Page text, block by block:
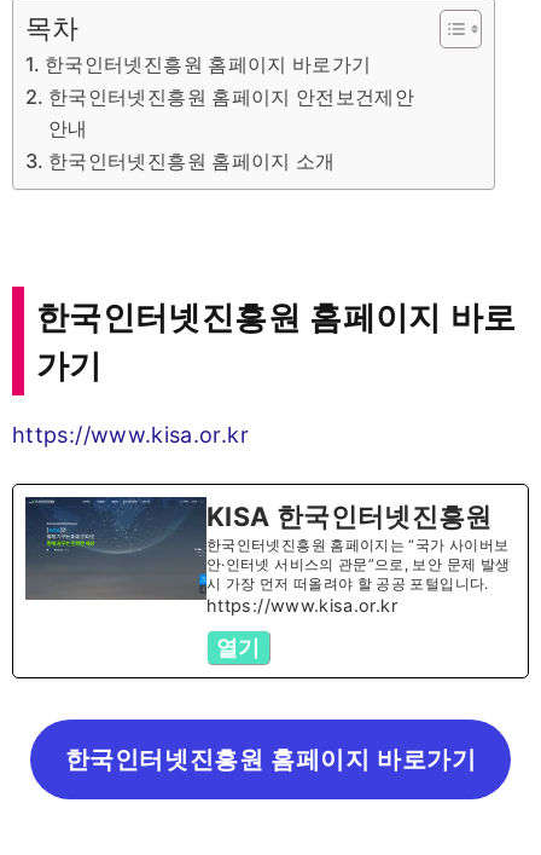
목차
한국인터넷진흥원 홈페이지 바로가기
한국인터넷진흥원 홈페이지 안전보건제안
안내
한국인터넷진흥원 홈페이지 소개
한국인터넷진흥원 홈페이지 바로
가기
https://www.kisa.or.kr
KISA 한국인터넷진흥원
한국인터넷진흥원 홈페이지는 “국가 사이버보
안·인터넷 서비스의 관문”으로, 보안 문제 발생
시 가장 먼저 떠올려야 할 공공 포털입니다.
https://www.kisa.or.kr
열기
한국인터넷진흥원 홈페이지 바로가기